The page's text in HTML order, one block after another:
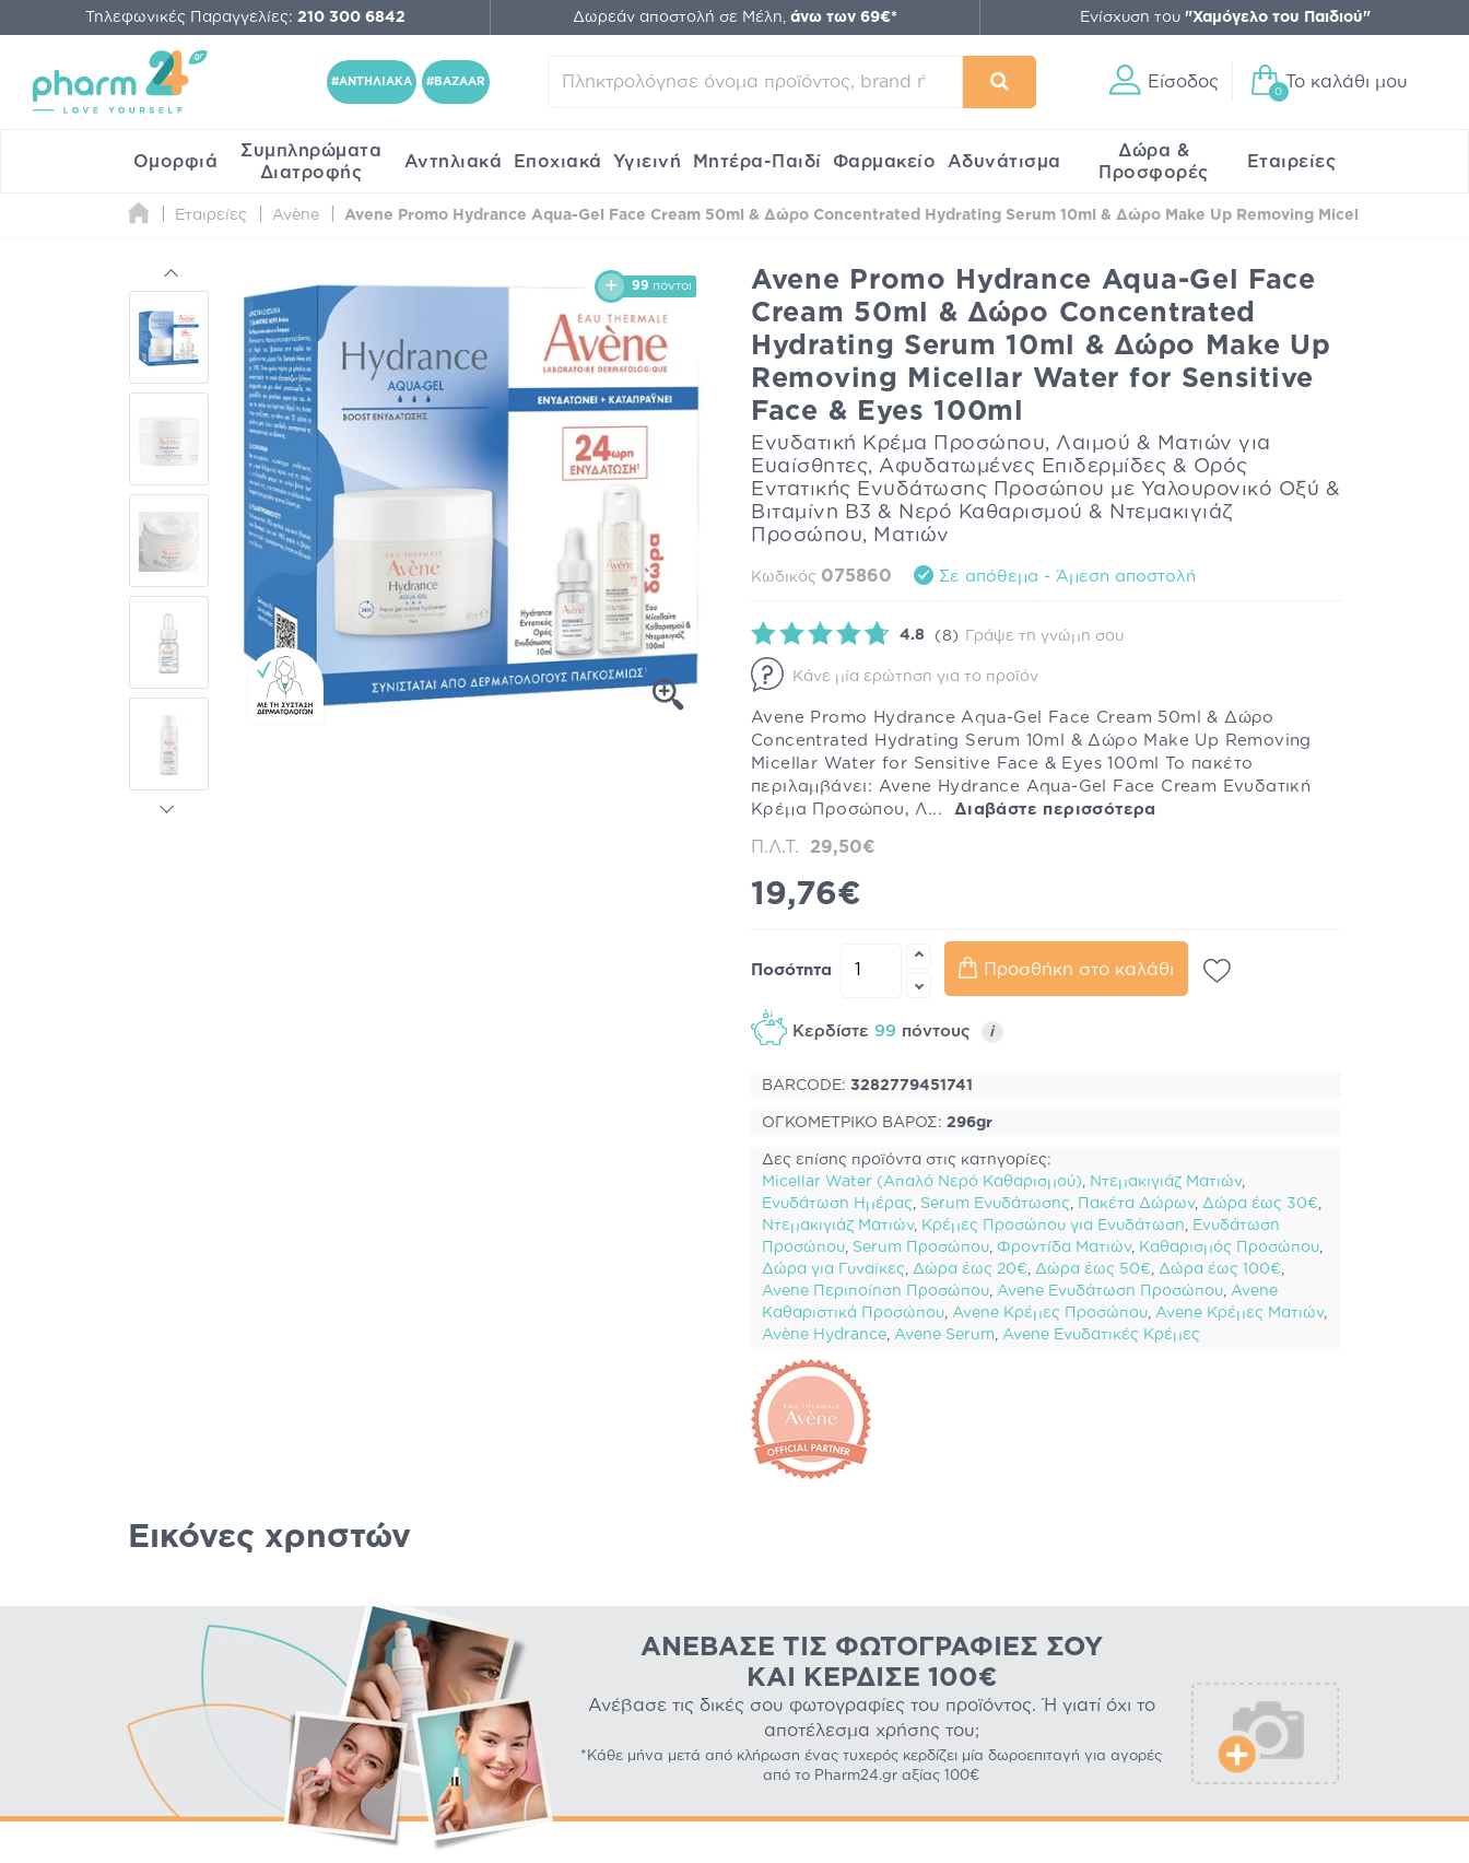
Τηλεφωνικές Παραγγελίες: 210 300 6842 Δωρεάν αποστολή σε Μέλη, άνω των 69€* Ενίσχυση του "Χαμόγελο του Παιδιού"
#ΑΝΤΗΛΙΑΚΑ #BAZAAR Είσοδος
0
Το καλάθι μου
Ομορφιά
Συμπληρώματα
Διατροφής
Αντηλιακά Εποχιακά Υγιεινή Μητέρα-Παιδί Φαρμακείο Αδυνάτισμα
Δώρα &
Προσφορές
Εταιρείες
Εταιρείες Avène Avene Promo Hydrance Aqua-Gel Face Cream 50ml & Δώρο Concentrated Hydrating Serum 10ml & Δώρο Make Up Removing Micellar Water for
99 πόντοι
Avene Promo Hydrance Aqua-Gel Face
Cream 50ml & Δώρο Concentrated
Hydrating Serum 10ml & Δώρο Make Up
Removing Micellar Water for Sensitive
Face & Eyes 100ml
Ενυδατική Κρέμα Προσώπου, Λαιμού & Ματιών για
Ευαίσθητες, Αφυδατωμένες Επιδερμίδες & Ορός
Εντατικής Ενυδάτωσης Προσώπου με Υαλουρονικό Οξύ &
Bιταμίνη Β3 & Νερό Καθαρισμού & Ντεμακιγιάζ
Προσώπου, Ματιών
Κωδικός 075860 Σε απόθεμα - Άμεση αποστολή
4.8 (8) Γράψε τη γνώμη σου
Κάνε μία ερώτηση για το προϊόν
Avene Promo Hydrance Aqua-Gel Face Cream 50ml & Δώρο
Concentrated Hydrating Serum 10ml & Δώρο Make Up Removing
Micellar Water for Sensitive Face & Eyes 100ml Το πακέτο
περιλαμβάνει: Avene Hydrance Aqua-Gel Face Cream Ενυδατική
Κρέμα Προσώπου, Λ... Διαβάστε περισσότερα
Π.Λ.Τ. 29,50€
19,76€
Ποσότητα Προσθήκη στο καλάθι
Κερδίστε 99 πόντους i
BARCODE: 3282779451741
ΟΓΚΟΜΕΤΡΙΚΟ ΒΑΡΟΣ: 296gr
Δες επίσης προϊόντα στις κατηγορίες:
Micellar Water (Απαλό Νερό Καθαρισμού)
Ντεμακιγιάζ Ματιών,
Ενυδάτωση Ημέρας
Serum Ενυδάτωσης Πακέτα Δώρων, Δώρα έως 30€
Ντεμακιγιάζ Ματιών, Κρέμες Προσώπου για Ενυδάτωση
Ενυδάτωση
Προσώπου Serum Προσώπου Φροντίδα Ματιών, Καθαρισμός Προσώπου
Δώρα για Γυναίκες
Δώρα έως 20€ Δώρα έως 50€ Δώρα έως 100€
Avene Περιποίηση Προσώπου Avene Ενυδάτωση Προσώπου Avene
Καθαριστικά Προσώπου Avene Κρέμες Προσώπου Avene Κρέμες Ματιών,
Avène Hydrance Avene Serum Avene Ενυδατικές Κρέμες
Εικόνες χρηστών
ΑΝΈΒΑΣΕ ΤΙΣ ΦΩΤΟΓΡΑΦΊΕΣ ΣΟΥ
ΚΑΙ ΚΈΡΔΙΣΕ 100€
Ανέβασε τις δικές σου φωτογραφίες του προϊόντος. Ή γιατί όχι το
αποτέλεσμα χρήσης του;
*Κάθε μήνα μετά από κλήρωση ένας τυχερός κερδίζει μία δωροεπιταγή για αγορές
από το Pharm24.gr αξίας 100€